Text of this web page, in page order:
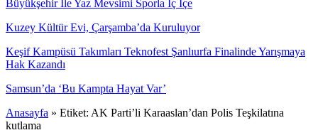
Büyükşehir İle Yaz Mevsimi Sporla İç İçe
Kuzey Kültür Evi, Çarşamba’da Kuruluyor
Keşif Kampüsü Takımları Teknofest Şanlıurfa Finalinde Yarışmaya
Hak Kazandı
Samsun’da ‘Bu Kampta Hayat Var’
Anasayfa » Etiket: AK Parti’li Karaaslan’dan Polis Teşkilatına
kutlama